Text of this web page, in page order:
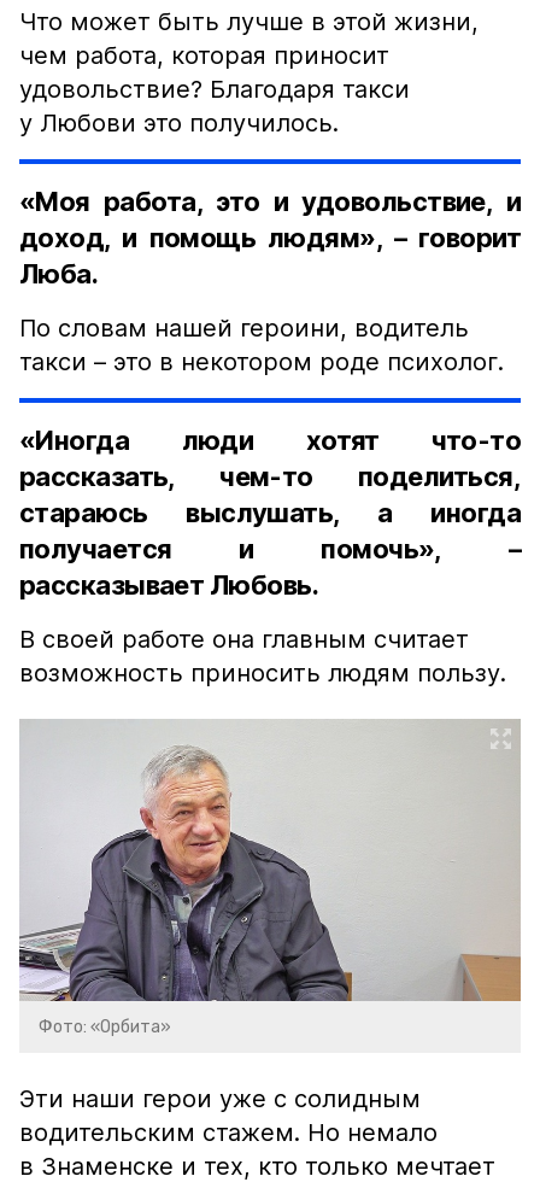
Что может быть лучше в этой жизни,
чем работа, которая приносит
удовольствие? Благодаря такси
у Любови это получилось.
«Моя работа, это и удовольствие, и
доход, и помощь людям», – говорит
Люба.
По словам нашей героини, водитель
такси – это в некотором роде психолог.
«Иногда люди хотят что-то
рассказать, чем-то поделиться,
стараюсь выслушать, а иногда
получается и помочь», –
рассказывает Любовь.
В своей работе она главным считает
возможность приносить людям пользу.
Фото: «Орбита»
Эти наши герои уже с солидным
водительским стажем. Но немало
в Знаменске и тех, кто только мечтает